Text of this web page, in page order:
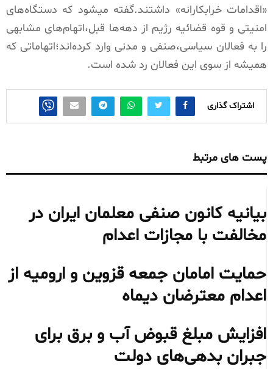
«اقدامات خرابکارانه» داشتند.گفته میشود که دستگاه‌های
امنیتی و قوه قضائیه رژیم از دهه‌ها قبل،اتهام‌های مشابهی
را به فعالان سیاسی،صنفی و مدنی وارد کرده‌اند؛اتهاماتی که
همیشه از سوی این فعالان رد شده است.
اشتراک گذاری
پست های مرتبط
بیانیه کانون صنفی معلمان ایران در
مخالفت با مجازات اعدام
حمایت امامان جمعه قزوین و ارومیه از
اعدام معترضان دیماه
افزایش مبلغ قبوض آب و برق برای
جبران بدهی‌های دولت